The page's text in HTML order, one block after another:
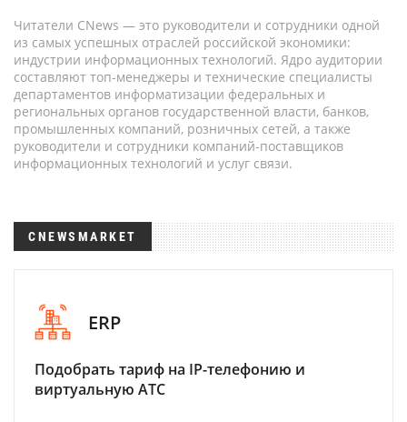
Читатели CNews — это руководители и сотрудники одной
из самых успешных отраслей российской экономики:
индустрии информационных технологий. Ядро аудитории
составляют топ-менеджеры и технические специалисты
департаментов информатизации федеральных и
региональных органов государственной власти, банков,
промышленных компаний, розничных сетей, а также
руководители и сотрудники компаний-поставщиков
информационных технологий и услуг связи.
CNEWSMARKET
ERP
Подобрать тариф на IP-телефонию и
виртуальную АТС